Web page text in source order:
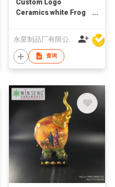
Custom Logo
Ceramics white Frog
查询